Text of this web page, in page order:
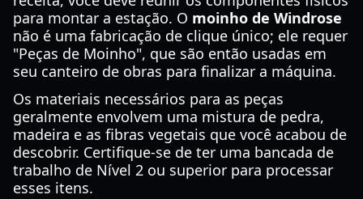
para montar a estação. O moinho de Windrose
não é uma fabricação de clique único; ele requer
"Peças de Moinho", que são então usadas em
seu canteiro de obras para finalizar a máquina.
Os materiais necessários para as peças
geralmente envolvem uma mistura de pedra,
madeira e as fibras vegetais que você acabou de
descobrir. Certifique-se de ter uma bancada de
trabalho de Nível 2 ou superior para processar
esses itens.